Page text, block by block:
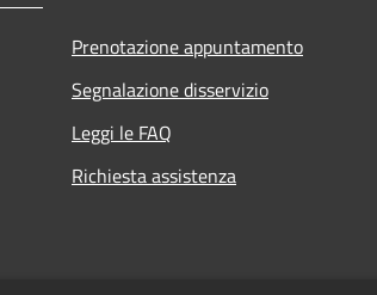
Prenotazione appuntamento
Segnalazione disservizio
Leggi le FAQ
Richiesta assistenza